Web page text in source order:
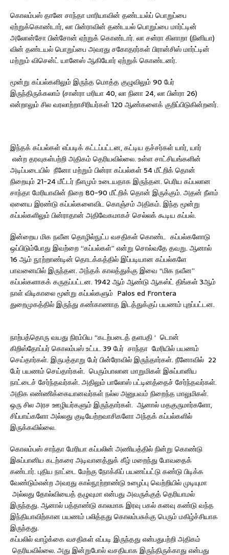
கொலம்பஸ் தானே சாந்தா மாரியாவின் தண்டயல்ப் பொறுப்பை
ஏற்றுக்கொண்டார், லா பின்ராவின் தண்டயல் பொறுப்பை மார்ட்டின்
அலோன்சோ பின்சோன் ஏற்றுக் கொண்டார். லா சன்ரா கிளாறா (நினியா)
வின் தண்டயல் பொறுப்பை அவரது சகோதரர்கள் பிரான்சிஸ் மார்ட்டின்
மற்றும் விசென்ட் யானேஸ் ஆகியோர் ஏற்றுக் கொண்டனர்.
மூன்று கப்பல்களிலும் இருந்த மொத்த குழுவிலும் 90 பேர்
இருந்திருக்கலாம் (சான்ரா மரியா 40, லா நினா 24, லா பின்ரா 26)
என்றாலும் சில வரலாற்றாசிரியர்கள் 120 ஆண்களைக் குறிப்பிடுகின்றனர்.
இந்தக் கப்பல்கள் எப்படிக் கட்டப்பட்டன, கட்டிய தச்சர்கள் யார், யார்
என்ற தரவுகள்பற்றி அதிகம் தெரியவில்லை. உள்ள சாட்சியங்களின்
அடிப்படையில் நீனோ மற்றும் பின்ரா கப்பல்கள் 54 மீட்றிக் தொன்
நிறையும் 21-24 மீட்டர் நீளமும் உடையதாக இருந்தன. பெரிய கப்பலான
சாந்தா மேரியாவின் நிறை 80-90 மீட்றிக் தொன் இருக்கும். அதன் நீளம்
ஏனைய இரண்டு கப்பல்களைவிட கொஞ்சம் அதிகம். இந்த மூன்று
கப்பல்களிலும் பின்ராதான் அதிவேகமாகச் செல்லக் கூடிய கப்பல்.
இன்றைய மிக நவீன தொழில்நுட்ப வசதிகள் கொண்ட கப்பல்களோடு
ஒப்பிடும்போது இவற்றை “கப்பல்கள்” என்று சொல்வதே தவறு. ஆனால்
16 ஆம் நூற்றாண்டின் தொடக்கத்தில் இப்படியான கப்பல்களே
பாவனையில் இருந்தன. அந்தக் காலத்துக்கு இவை “மிக நவீன”
கப்பல்களாகக் கருதப்பட்டன. 1942 ஆம் ஆண்டு ஆகஸ்ட் திங்கள் 3ஆம்
நாள் விடிகாலை மூன்று கப்பல்களும் Palos ed Frontera
துறைமுகத்தில் இருந்து கண்காணாத இடத்துக்குப் பயணம் புறப்பட்டன.
நாற்பத்தொரு வயது நிரம்பிய “கடற்படைத் தளபதி ‘ டொன்
கிறிஸ்தோப்பர் கொலம்பஸ் உட்பட 39 பேர் சாந்தா மேரியில் பயணம்
செய்தார்கள். இருபத்தாறு பேர் பின்ரோவில் இருந்தார்கள். நீனோவில் 22
பேர் பயணம் செய்தார்கள். பெரும்பாலான மாறுமிகள் இசுப்பானிய
நாட்டைச் சேர்ந்தவர்கள். அதிலும் பாலோஸ் பட்டினத்தைச் சேர்ந்தவர்கள்.
அதிக எண்ணிக்கையானவர்கள் நல்ல அனுபவம் நிறைந்த மாலுமிகள்.
ஒரு சில அரச ஊழியர்களும் இருந்தார்கள். ஆனால் மதகுருமார்களோ,
சிப்பாய்களோ அல்லது குடியேற்றவாசிகளோ அந்தக் கப்பல்களில்
இருக்கவில்லை.
கொலம்பஸ் சாந்தா மேரியா கப்பலின் அணியத்தில் நின்று கொண்டு
இசுப்பானிய கடற்கரை அடிவானத்துக் கீழ் மறைந்து போவதைக்
கண்டார். புதிய நாட்டை மேற்கு நோக்கிப் பயணப்பட்டு கண்டு பிடிக்க
வேண்டும்என்ற அவரது கால்நூற்றாண்டு உழைப்பு வெற்றியில் முடியுமா
அல்லது தோல்வியைத் தழுவுமா என்பது அவருக்குத் தெரியாமல்
இருந்தது. ஆனால் பத்தாண்டு காலமாக இரவு பகல் கனவு கண்டு வந்த
இந்தியாவிற்கான பயணம் பலித்தது கொலம்பசுக்கு பெரும் மகிழ்ச்சியாக
இருந்தது.
கப்பலில் வாழ்க்கை வசதிகள் எப்படி இருந்தது என்பதுபற்றி அதிகம்
தெரியவில்லை. அது இன்றுபோல் வசதியாக இருந்திருக்காது என்பது